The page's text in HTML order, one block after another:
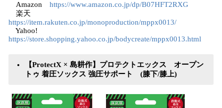
Amazon https://www.amazon.co.jp/dp/B07HFT2RXG
楽天
https://item.rakuten.co.jp/monoproduction/mppx0013/
Yahoo!
https://store.shopping.yahoo.co.jp/bodycreate/mppx0013.html
【ProtectX × 島耕作】プロテクトエックス
オープン
トゥ 着圧ソックス 強圧サポート
(膝下/膝上)